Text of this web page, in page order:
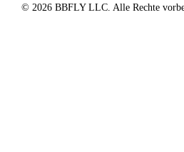
© 2026 BBFLY LLC. Alle Rechte